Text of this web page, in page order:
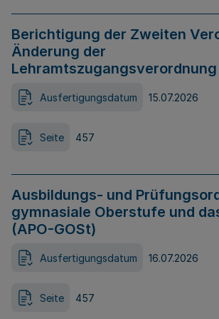
Berichtigung der Zweiten
Änderung der
Lehramtszugangsverordnung
Ausfertigungsdatum 15.07.2026
Seite 457
Ausbildungs- und
gymnasiale Oberstufe und
(APO-GOSt)
Ausfertigungsdatum 16.07.2026
Seite 457